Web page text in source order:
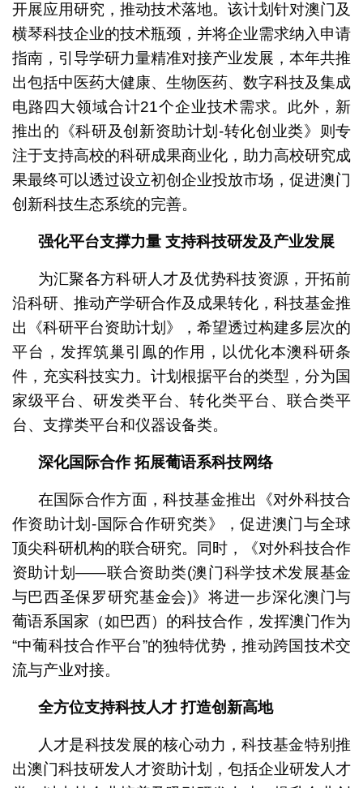
开展应用研究，推动技术落地。该计划针对澳门及
横琴科技企业的技术瓶颈，并将企业需求纳入申请
指南，引导学研力量精准对接产业发展，本年共推
出包括中医药大健康、生物医药、数字科技及集成
电路四大领域合计21个企业技术需求。此外，新
推出的《科研及创新资助计划-转化创业类》则专
注于支持高校的科研成果商业化，助力高校研究成
果最终可以透过设立初创企业投放市场，促进澳门
创新科技生态系统的完善。
强化平台支撑力量 支持科技研发及产业发展
为汇聚各方科研人才及优势科技资源，开拓前
沿科研、推动产学研合作及成果转化，科技基金推
出《科研平台资助计划》，希望透过构建多层次的
平台，发挥筑巢引鳯的作用，以优化本澳科研条
件，充实科技实力。计划根据平台的类型，分为国
家级平台、研发类平台、转化类平台、联合类平
台、支撑类平台和仪器设备类。
深化国际合作 拓展葡语系科技网络
在国际合作方面，科技基金推出《对外科技合
作资助计划-国际合作研究类》，促进澳门与全球
顶尖科研机构的联合研究。同时，《对外科技合作
资助计划——联合资助类(澳门科学技术发展基金
与巴西圣保罗研究基金会)》将进一步深化澳门与
葡语系国家（如巴西）的科技合作，发挥澳门作为
“中葡科技合作平台”的独特优势，推动跨国技术交
流与产业对接。
全方位支持科技人才 打造创新高地
人才是科技发展的核心动力，科技基金特别推
出澳门科技研发人才资助计划，包括企业研发人才